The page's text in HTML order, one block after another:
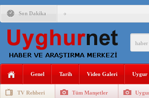
Son Dakika
PAKİSTAN,AFGANİSTAN’DA
Genel Tarih Video Galeri Uygur
TV Rehberi Tüm Manşetler